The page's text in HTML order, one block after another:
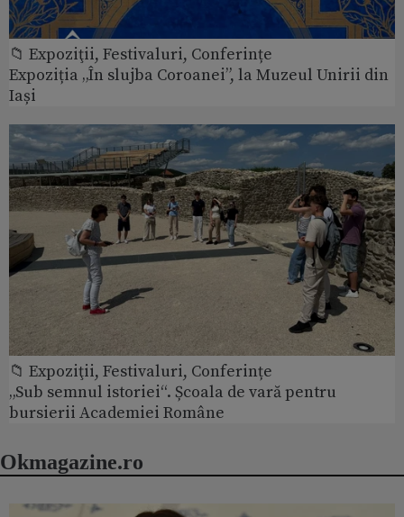
📁 Expoziţii, Festivaluri, Conferințe
Expoziția „În slujba Coroanei”, la Muzeul Unirii din
Iași
📁 Expoziţii, Festivaluri, Conferințe
„Sub semnul istoriei“. Școala de vară pentru
bursierii Academiei Române
Okmagazine.ro